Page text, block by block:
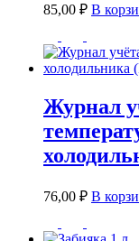
85,00 ₽ В
Журнал
76,00 ₽ В